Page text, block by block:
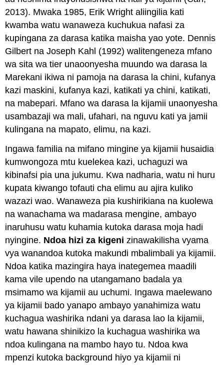
2013). Mwaka 1985, Erik Wright aliingilia kati
kwamba watu wanaweza kuchukua nafasi za
kupingana za darasa katika maisha yao yote. Dennis
Gilbert na Joseph Kahl (1992) walitengeneza mfano
wa sita wa tier unaoonyesha muundo wa darasa la
Marekani ikiwa ni pamoja na darasa la chini, kufanya
kazi maskini, kufanya kazi, katikati ya chini, katikati,
na mabepari. Mfano wa darasa la kijamii unaonyesha
usambazaji wa mali, ufahari, na nguvu kati ya jamii
kulingana na mapato, elimu, na kazi.
Ingawa familia na mifano mingine ya kijamii husaidia
kumwongoza mtu kuelekea kazi, uchaguzi wa
kibinafsi pia una jukumu. Kwa nadharia, watu ni huru
kupata kiwango tofauti cha elimu au ajira kuliko
wazazi wao. Wanaweza pia kushirikiana na kuolewa
na wanachama wa madarasa mengine, ambayo
inaruhusu watu kuhamia kutoka darasa moja hadi
nyingine. Ndoa hizi za kigeni zinawakilisha vyama
vya wanandoa kutoka makundi mbalimbali ya kijamii.
Ndoa katika mazingira haya inategemea maadili
kama vile upendo na utangamano badala ya
msimamo wa kijamii au uchumi. Ingawa maelewano
ya kijamii bado yanapo ambayo yanahimiza watu
kuchagua washirika ndani ya darasa lao la kijamii,
watu hawana shinikizo la kuchagua washirika wa
ndoa kulingana na mambo hayo tu. Ndoa kwa
mpenzi kutoka background hiyo ya kijamii ni